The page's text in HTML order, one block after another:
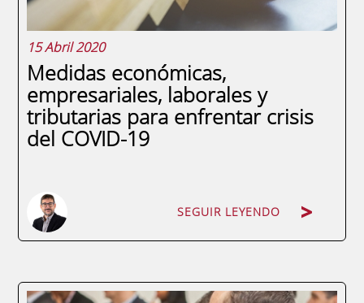
15 Abril 2020
Medidas económicas,
empresariales, laborales y
tributarias para enfrentar crisis
del COVID-19
SEGUIR LEYENDO
Desde la declaración del estado de alarma